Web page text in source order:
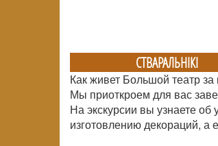
СТВАРАЛЬНIКI
Как живет Большой театр
Мы приоткроем для вас
На экскурсии вы узнаете
изготовлению декораций, а